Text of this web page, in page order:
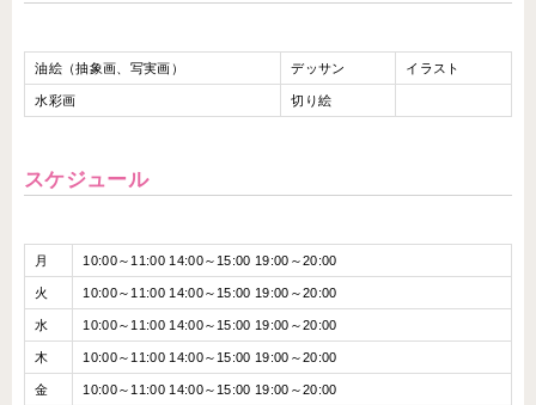
油絵（抽象画、写実画） デッサン イラスト
水彩画 切り絵
スケジュール
月 10:00～11:00 14:00～15:00 19:00～20:00
火 10:00～11:00 14:00～15:00 19:00～20:00
水 10:00～11:00 14:00～15:00 19:00～20:00
木 10:00～11:00 14:00～15:00 19:00～20:00
金 10:00～11:00 14:00～15:00 19:00～20:00